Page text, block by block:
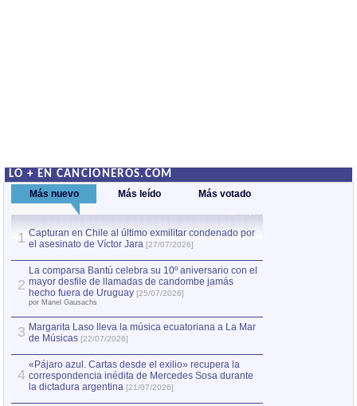
LO + EN CANCIONEROS.COM
Más nuevo Más leído Más votado
1 Capturan en Chile al último exmilitar condenado por
el asesinato de Víctor Jara [27/07/2026]
2
La comparsa Bantú celebra su 10º aniversario con el
mayor desfile de llamadas de candombe jamás
hecho fuera de Uruguay [25/07/2026]
por Manel Gausachs
3 Margarita Laso lleva la música ecuatoriana a La Mar
de Músicas [22/07/2026]
4
«Pájaro azul. Cartas desde el exilio» recupera la
correspondencia inédita de Mercedes Sosa durante
la dictadura argentina [21/07/2026]